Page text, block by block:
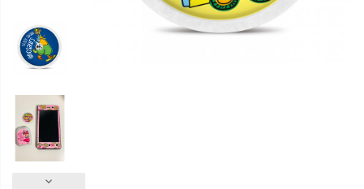
keyboard_arrow_down